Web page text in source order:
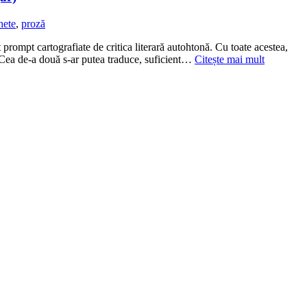
, proză
cartografiate de critica literară autohtonă. Cu toate acestea,
de-a două s-ar putea traduce, suficient… Citește mai mult